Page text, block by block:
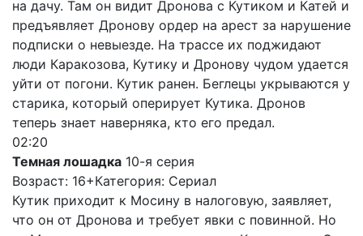
на дачу. Там он видит Дронова с Кутиком и Катей и
предъявляет Дронову ордер на арест за нарушение
подписки о невыезде. На трассе их поджидают
люди Каракозова, Кутику и Дронову чудом удается
уйти от погони. Кутик ранен. Беглецы укрываются у
старика, который оперирует Кутика. Дронов
теперь знает наверняка, кто его предал.
02:20
Темная лошадка 10-я серия
Возраст: 16+Категория: Сериал
Кутик приходит к Мосину в налоговую, заявляет,
что он от Дронова и требует явки с повинной. Но